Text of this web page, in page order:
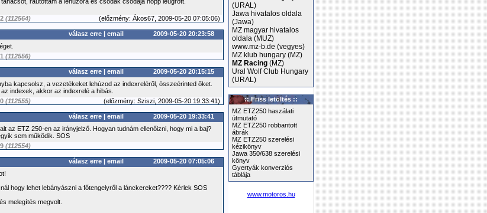
(112564) (előzmény: Ákos67, 2009-05-20 07:05:06)
válasz erre | email
2009-05-20 20:23:58
(112556)
válasz erre | email
2009-05-20 20:15:15
kapcsolsz, a vezetékeket lehúzod az indexreléről, összeérinted őket.
indexek, akkor az indexrelé a hibás.
(112555) (előzmény: Sziszi, 2009-05-20 19:33:41)
válasz erre | email
2009-05-20 19:33:41
az ETZ 250-en az irányjelző. Hogyan tudnám ellenőizni, hogy mi a baj?
sem működik. SOS
(112554)
válasz erre | email
2009-05-20 07:05:06
hogy lehet lebányászni a főtengelyről a lánckereket???? Kérlek SOS
melegítés megvolt.
(URAL)
Jawa hivatalos oldala
(Jawa)
MZ magyar hivatalos
oldala (MUZ)
www.mz-b.de (vegyes)
MZ klub hungary (MZ)
MZ Racing (MZ)
Ural Wolf Club Hungary
(URAL)
:: Friss letöltés ::
MZ ETZ250 haszálati
útmutató
MZ ETZ250 robbantott
ábrák
MZ ETZ250 szerelési
kézikönyv
Jawa 350/638 szerelési
könyv
Gyertyák konverziós
táblája
www.motoros.hu